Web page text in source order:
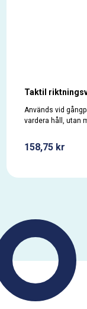
Taktil
Används vid
vardera håll, utan
158,75 kr